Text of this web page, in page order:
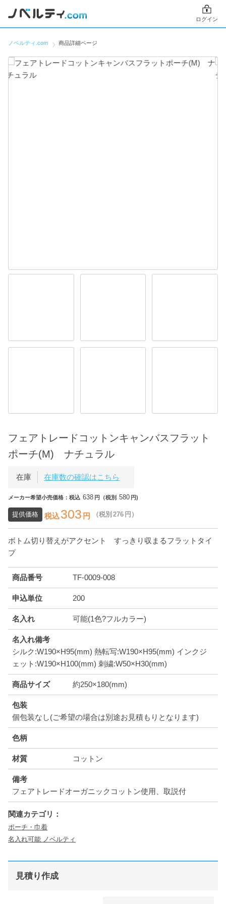
ログイン
ノベルティ.com 商品詳細ページ
フェアトレードコットンキャンバスフラット
ポーチ(M) ナチュラル
在庫 在庫数の確認はこちら
メーカー希望小売価格：税込 638 円（税別 580 円)
提供価格 税込303 円 （税別 276 円）
ボトム切り替えがアクセント すっきり収まるフラットタイ
プ
商品番号 TF-0009-008
申込単位 200
名入れ 可能(1色?フルカラー)
名入れ備考
シルク:W190×H95(mm) 熱転写:W190×H95(mm) インクジ
ェット:W190×H100(mm) 刺繍:W50×H30(mm)
商品サイズ 約250×180(mm)
包装
個包装なし(ご希望の場合は別途お見積もりとなります)
色柄
材質 コットン
備考
フェアトレードオーガニックコットン使用、取説付
関連カテゴリ：
ポーチ・巾着
名入れ可能 ノベルティ
見積り作成